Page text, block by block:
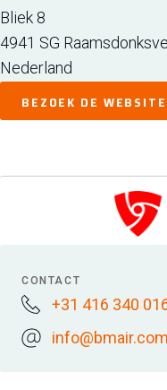
Bliek 8
4941 SG
Nederland
BEZOEK DE WEBSITE
CONTACT
+31 416 340
info@bmair.com